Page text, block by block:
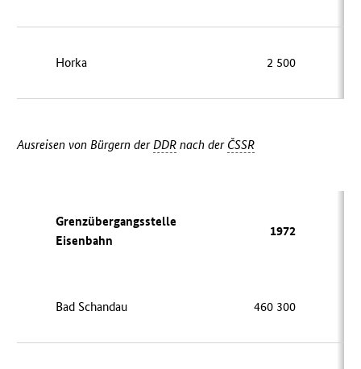
Horka 2 500
Ausreisen von Bürgern derDDR nach der ČSSR
Grenzübergangsstelle
Eisenbahn
1972
Bad Schandau 460 300